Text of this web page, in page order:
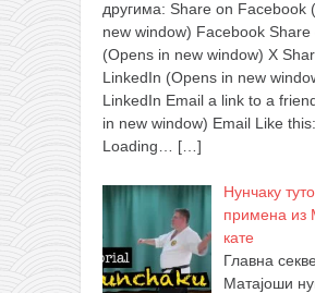
другима: Share on Facebook
new window) Facebook Share
(Opens in new window) X
LinkedIn (Opens in new
LinkedIn Email a link to a
in new window) Email Like
Loading…
[…]
Нунчаку
примена из
кате
Главна
Матајоши